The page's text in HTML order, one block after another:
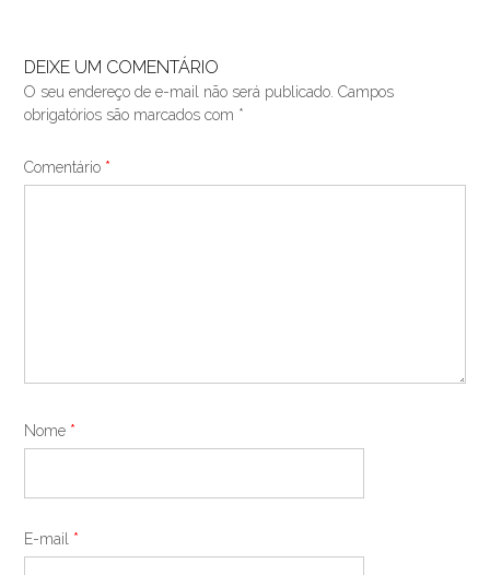
DEIXE UM COMENTÁRIO
O seu endereço de e-mail não será publicado. Campos
obrigatórios são marcados com *
Comentário *
Nome *
E-mail *